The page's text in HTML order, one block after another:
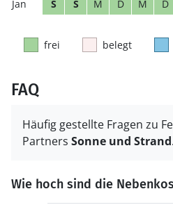
S S M D M D
frei belegt
FAQ
Häufig gestellte Fragen zu
Partners Sonne und Strand.
Wie hoch sind die